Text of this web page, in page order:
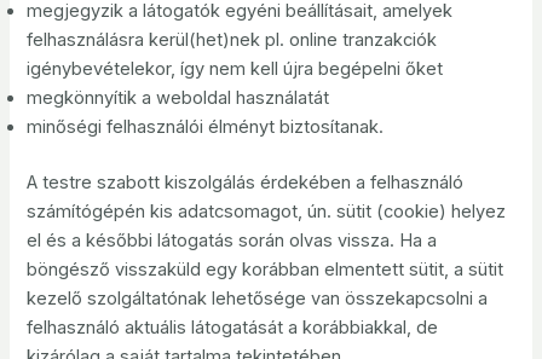
megjegyzik a látogatók egyéni beállításait, amelyek
felhasználásra kerül(het)nek pl. online tranzakciók
igénybevételekor, így nem kell újra begépelni őket
megkönnyítik a weboldal használatát
minőségi felhasználói élményt biztosítanak.
A testre szabott kiszolgálás érdekében a felhasználó
számítógépén kis adatcsomagot, ún. sütit (cookie) helyez
el és a későbbi látogatás során olvas vissza. Ha a
böngésző visszaküld egy korábban elmentett sütit, a sütit
kezelő szolgáltatónak lehetősége van összekapcsolni a
felhasználó aktuális látogatását a korábbiakkal, de